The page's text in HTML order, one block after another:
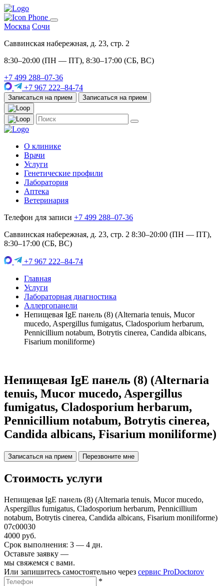
Москва Сочи
Саввинская набережная, д. 23, стр. 2
8:30–20:00 (ПН — ПТ), 8:30–17:00 (СБ, ВС)
+7 499 288–07-36
+7 967 222–84-74
Записаться на прием Записаться на прием
О клинике
Врачи
Услуги
Генетические профили
Лаборатория
Аптека
Ветеринария
Телефон для записи +7 499 288–07-36
Саввинская набережная, д. 23, стр. 2 8:30–20:00 (ПН — ПТ),
8:30–17:00 (СБ, ВС)
+7 967 222–84-74
Главная
Услуги
Лабораторная диагностика
Аллергопанели
Непищевая IgE панель (8) (Alternaria tenuis, Mucor
mucedo, Aspergillus fumigatus, Cladosporium herbarum,
Pennicillium notabum, Botrytis cinerea, Candida albicans,
Fisarium moniliforme)
Непищевая IgE панель (8) (Alternaria
tenuis, Mucor mucedo, Aspergillus
fumigatus, Cladosporium herbarum,
Pennicillium notabum, Botrytis cinerea,
Candida albicans, Fisarium moniliforme)
Записаться на прием Перезвоните мне
Стоимость услуги
Непищевая IgE панель (8) (Alternaria tenuis, Mucor mucedo,
Aspergillus fumigatus, Cladosporium herbarum, Pennicillium
notabum, Botrytis cinerea, Candida albicans, Fisarium moniliforme)
07c00030
4000 руб.
Срок выполнения: 3 — 4 дн.
Оставьте заявку —
мы свяжемся с вами.
Или запишитесь самостоятельно через сервис ProDoctorov
*